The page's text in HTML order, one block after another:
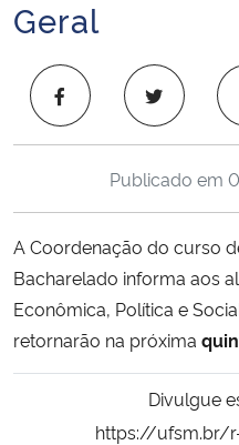
Ministério da Agricultura, Pecuária e
Ministério da Educação
Ministério de Minas e Energia
Ministério da Ciência, Tecnologia,
Ministério do Meio Ambiente
Ministério do Turismo
Geral
Publicado em
A Coordenação do curso
Bacharelado informa aos
Econômica, Política e
retornarão na próxima
Divulgue
https://ufsm.br/